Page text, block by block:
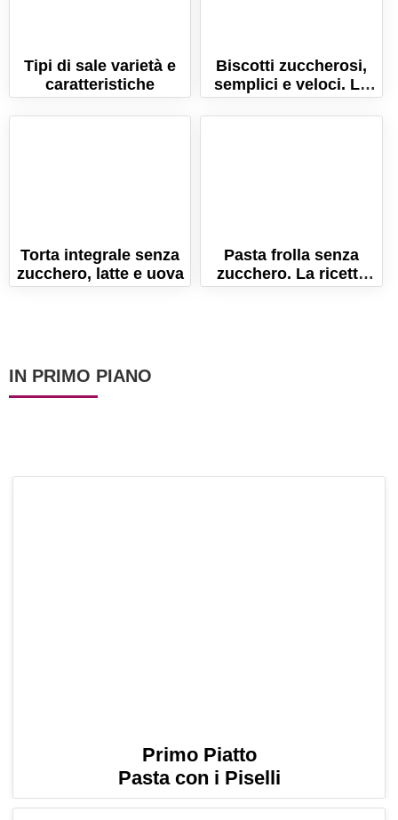
Tipi di sale varietà e
caratteristiche
Biscotti zuccherosi,
semplici e veloci. La
ricetta per i biscotti
della colazione!
Torta integrale senza
zucchero, latte e uova
Pasta frolla senza
zucchero. La ricetta
per una frolla a base
IN PRIMO PIANO
Primo Piatto
Pasta con i Piselli